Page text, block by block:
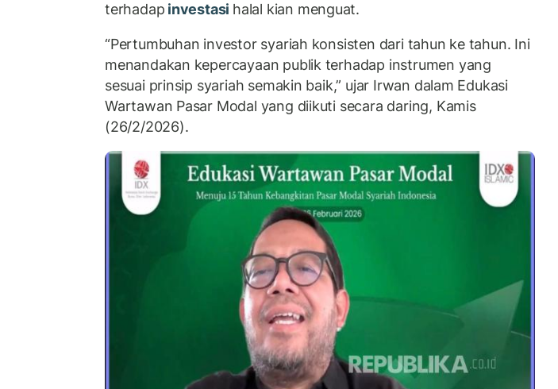
terhadap investasi halal kian menguat.
“Pertumbuhan investor syariah konsisten dari tahun ke tahun. Ini
menandakan kepercayaan publik terhadap instrumen yang
sesuai prinsip syariah semakin baik,” ujar Irwan dalam Edukasi
Wartawan Pasar Modal yang diikuti secara daring, Kamis
(26/2/2026).